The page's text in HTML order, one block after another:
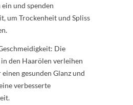
und spenden
um Trockenheit und Spliss
Die
den Haarölen verleihen
gesunden Glanz und
verbesserte